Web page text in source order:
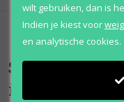
Scherpe
in je mailbox
wilt gebruiken, dan is
Indien je kiest voor
en analytische cookies.